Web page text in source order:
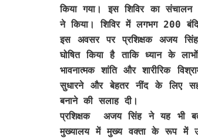
किया गया। इस शिविर का
ने किया। शिविर में लगभग 200
इस अवसर पर प्रशिक्षक अजय
घोषित किया है ताकि ध्यान के
भावनात्मक शांति और शारीरिक
सुधारने और बेहतर नींद के लिए
बनाने की सलाह दी।
प्रशिक्षक अजय सिंह ने यह भी
मुख्यालय में मुख्य वक्ता के रूप में